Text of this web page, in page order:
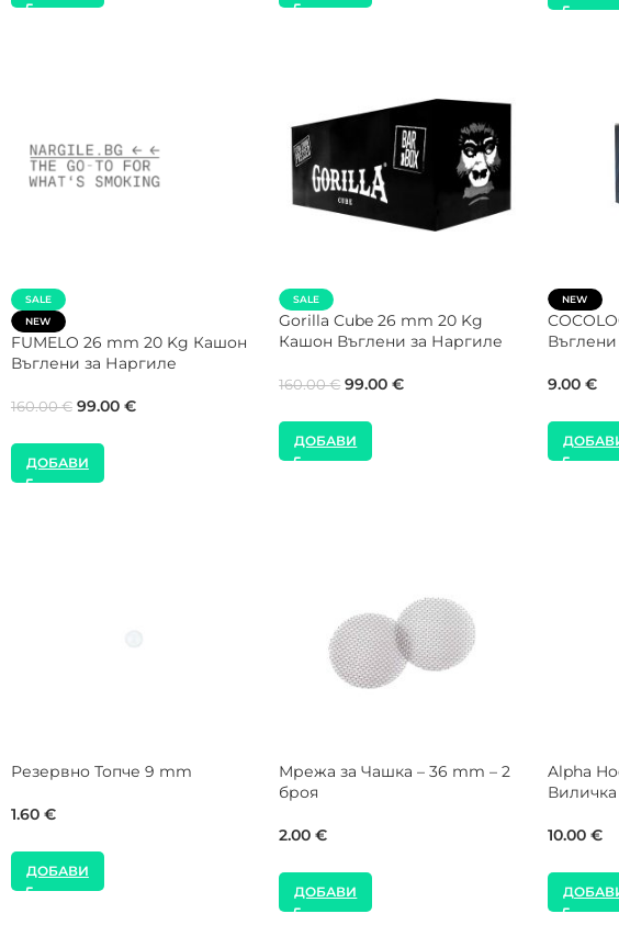
SALE
NEW
Gorilla Cube 28 mm 20 Kg
Кашон Въглени за Наргиле
160.00€ 99.00 €
ДОБАВИ
SALE
NEW
COCOLOCO 27 mm 5 Kg
ДОБАВИ
SALE
NEW
Shaman
DARKSIDE Hookah D-Click
ДОБАВИ
NEW
Alpha Hookah Черен Мек на
ДОБАВИ